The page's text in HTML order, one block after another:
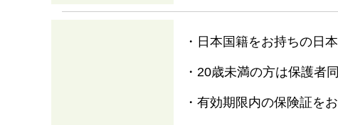
・日本国籍をお持ちの日
・20歳未満の方は保護者
・有効期限内の保険証を